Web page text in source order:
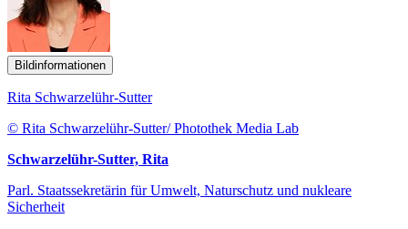
Bildinformationen
Rita Schwarzelühr-Sutter
© Rita Schwarzelühr-Sutter/ Photothek Media Lab
Schwarzelühr-Sutter, Rita
Parl. Staatssekretärin für Umwelt, Naturschutz und nukleare
Sicherheit